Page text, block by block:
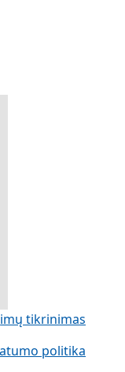
tikrinimas
politika